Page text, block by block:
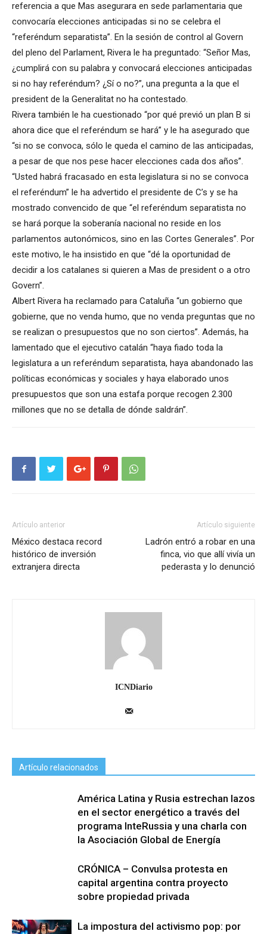
referencia a que Mas asegurara en sede parlamentaria que
convocaría elecciones anticipadas si no se celebra el
“referéndum separatista”. En la sesión de control al Govern
del pleno del Parlament, Rivera le ha preguntado: “Señor Mas,
¿cumplirá con su palabra y convocará elecciones anticipadas
si no hay referéndum? ¿Sí o no?”, una pregunta a la que el
president de la Generalitat no ha contestado.
Rivera también le ha cuestionado “por qué previó un plan B si
ahora dice que el referéndum se hará” y le ha asegurado que
“si no se convoca, sólo le queda el camino de las anticipadas,
a pesar de que nos pese hacer elecciones cada dos años”.
“Usted habrá fracasado en esta legislatura si no se convoca
el referéndum” le ha advertido el presidente de C’s y se ha
mostrado convencido de que “el referéndum separatista no
se hará porque la soberanía nacional no reside en los
parlamentos autonómicos, sino en las Cortes Generales”. Por
este motivo, le ha insistido en que “dé la oportunidad de
decidir a los catalanes si quieren a Mas de president o a otro
Govern”.
Albert Rivera ha reclamado para Cataluña “un gobierno que
gobierne, que no venda humo, que no venda preguntas que no
se realizan o presupuestos que no son ciertos”. Además, ha
lamentado que el ejecutivo catalán “haya fiado toda la
legislatura a un referéndum separatista, haya abandonado las
políticas económicas y sociales y haya elaborado unos
presupuestos que son una estafa porque recogen 2.300
millones que no se detalla de dónde saldrán”.
Artículo anterior
México destaca record
histórico de inversión
extranjera directa
Artículo siguiente
Ladrón entró a robar en una
finca, vio que allí vivía un
pederasta y lo denunció
ICNDiario
Artículo relacionados
América Latina y Rusia estrechan lazos
en el sector energético a través del
programa InteRussia y una charla con
la Asociación Global de Energía
CRÓNICA – Convulsa protesta en
capital argentina contra proyecto
sobre propiedad privada
La impostura del activismo pop: por